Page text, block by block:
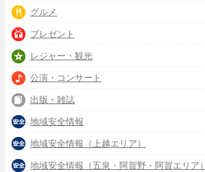
グルメ
プレゼント
レジャー・観光
公演・コンサート
出版・雑誌
地域安全情報
地域安全情報（上越エリア）
地域安全情報（五泉・阿賀野・阿賀エリア）